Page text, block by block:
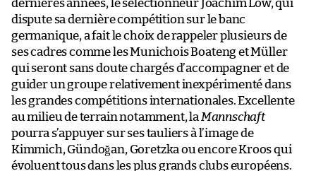
dernières années, le sélectionneur Joachim Löw, qui
dispute sa dernière compétition sur le banc
germanique, a fait le choix de rappeler plusieurs de
ses cadres comme les Munichois Boateng et Müller
qui seront sans doute chargés d’accompagner et de
guider un groupe relativement inexpérimenté dans
les grandes compétitions internationales. Excellente
au milieu de terrain notamment, la Mannschaft
pourra s’appuyer sur ses tauliers à l’image de
Kimmich, Gündoğan, Goretzka ou encore Kroos qui
évoluent tous dans les plus grands clubs européens.